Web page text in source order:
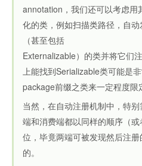
annotation，我们还可以考虑用
化的类，例如扫描类路径，自
（甚至包括
Externalizable）的类并将它们
上能找到Serializable类可能是
package前缀之类来一定程度限
当然，在自动注册机制中，特
端和消费端都以同样的顺序（
位，毕竟两端可被发现然后注
的。